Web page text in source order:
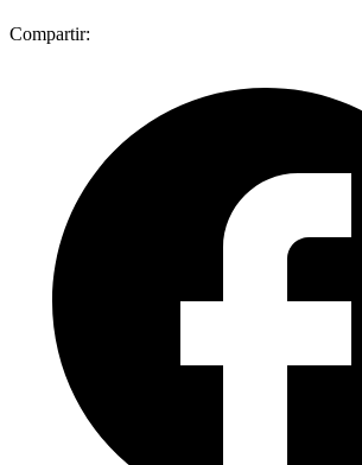
Compartir: